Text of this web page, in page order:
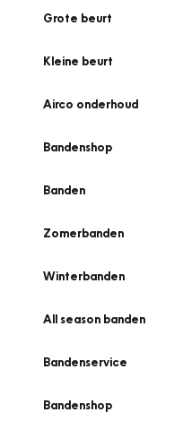
Grote beurt
Kleine beurt
Airco onderhoud
Bandenshop
Banden
Zomerbanden
Winterbanden
All season banden
Bandenservice
Bandenshop